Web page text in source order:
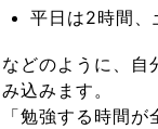
平日は2時間、
などのように、自
み込みます。
「勉強する時間